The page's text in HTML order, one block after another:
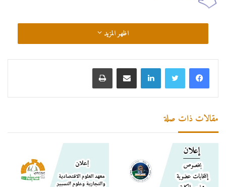
اظهر المزيد
لينكدإن مشاركة عبر البريد طباعة
مقالات ذات صلة